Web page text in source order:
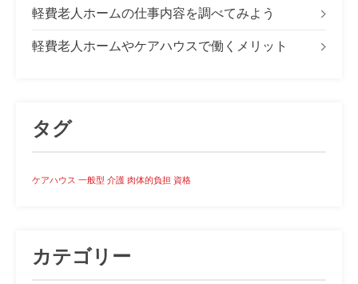
軽費老人ホームの仕事内容を調べてみよう
軽費老人ホームやケアハウスで働くメリット
タグ
ケアハウス 一般型 介護 肉体的負担 資格
カテゴリー